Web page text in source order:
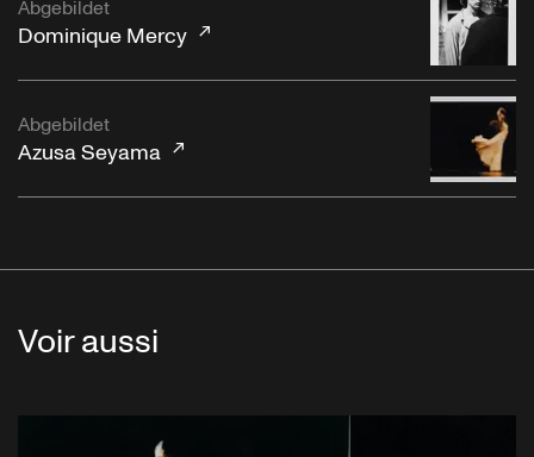
Abgebildet
Dominique Mercy
Abgebildet
Azusa Seyama
Voir aussi